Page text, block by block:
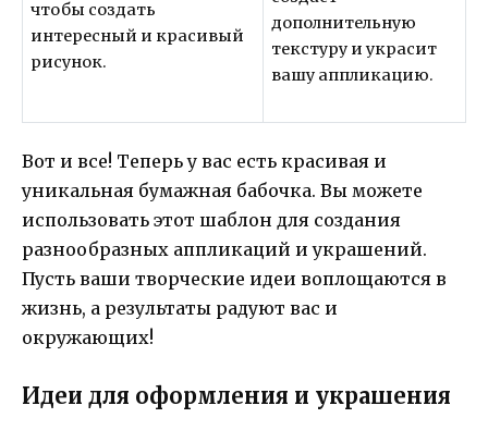
чтобы создать
интересный и красивый
рисунок.
дополнительную
текстуру и украсит
вашу аппликацию.
Вот и все! Теперь у вас есть красивая и
уникальная бумажная бабочка. Вы можете
использовать этот шаблон для создания
разнообразных аппликаций и украшений.
Пусть ваши творческие идеи воплощаются в
жизнь, а результаты радуют вас и
окружающих!
Идеи для оформления и украшения